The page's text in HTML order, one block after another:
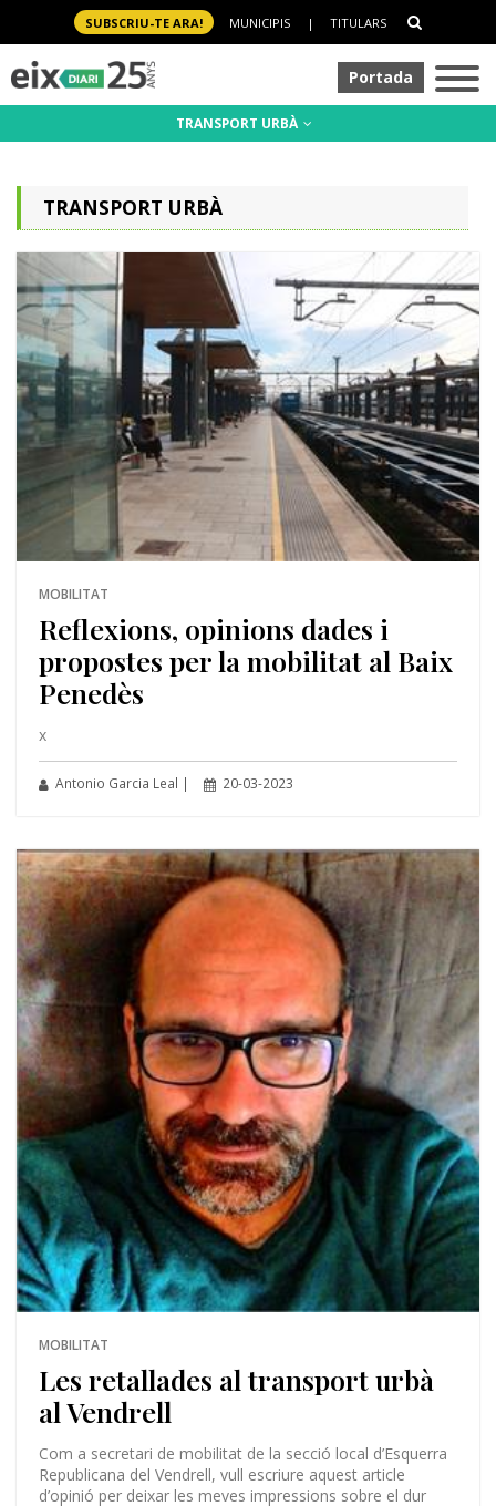
SUBSCRIU-TE ARA! MUNICIPIS | TITULARS
Portada
TRANSPORT URBÀ
TRANSPORT URBÀ
MOBILITAT
Reflexions, opinions dades i
propostes per la mobilitat al Baix
Penedès
x
Antonio Garcia Leal | 20-03-2023
MOBILITAT
Les retallades al transport urbà
al Vendrell
Com a secretari de mobilitat de la secció local d’Esquerra
Republicana del Vendrell, vull escriure aquest article
d’opinió per deixar les meves impressions sobre el dur